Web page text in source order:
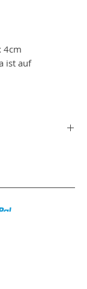
4cm
ist auf
nie satt
Werke ist ein
anders
starken Augen
die Magie der